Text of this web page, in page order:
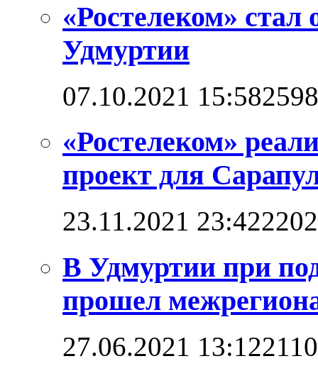
«Ростелеком» стал
Удмуртии
07.10.2021 15:58
«Ростелеком»
проект для
23.11.2021 23:42
В Удмуртии при
прошел
27.06.2021 13:12